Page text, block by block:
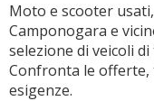
Moto e scooter
Camponogara e
selezione di veicoli
Confronta le
esigenze.